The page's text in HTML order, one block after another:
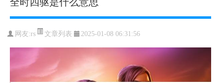
网友:rs 文章列表 2025-01-08 06:31:56